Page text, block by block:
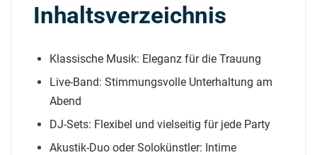
Inhaltsverzeichnis
Klassische Musik: Eleganz für die Trauung
Live-Band: Stimmungsvolle Unterhaltung am
Abend
DJ-Sets: Flexibel und vielseitig für jede Party
Akustik-Duo oder Solokünstler: Intime